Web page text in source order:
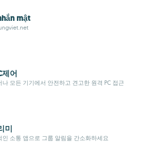
mật
제어
나 모든 기기에서 안전하고 견고한 원격 PC 접근
미
인 소통 앱으로 그룹 알림을 간소화하세요